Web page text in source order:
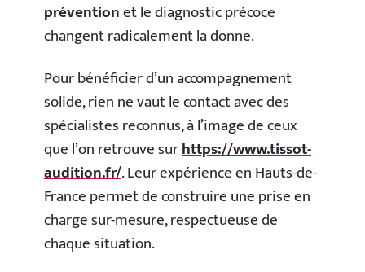
préventionet le diagnostic précoce
changent radicalement la donne.
Pour bénéficier d’un accompagnement
solide, rien ne vaut le contact avec des
spécialistes reconnus, à l’image de ceux
que l’on retrouve surhttps://www.tissot-
audition.fr/. Leur expérience en Hauts-de-
France permet de construire une prise en
charge sur-mesure, respectueuse de
chaque situation.